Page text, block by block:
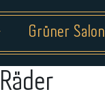
Grüner Salon